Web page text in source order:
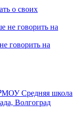
о своих
говорить на
МОУ Средняя школа
Волгоград